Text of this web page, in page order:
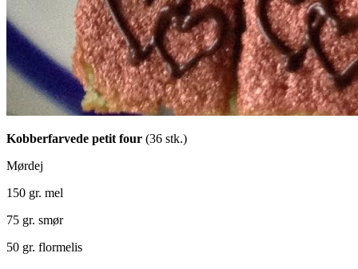
Kobberfarvede petit four (36 stk.)
Mørdej
150 gr. mel
75 gr. smør
50 gr. flormelis